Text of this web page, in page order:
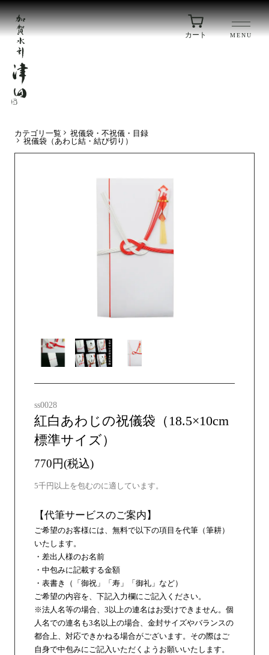
MENU
カート
カテゴリ一覧
祝儀袋・不祝儀・目録
祝儀袋（あわじ結・結び切り）
ss0028
紅白あわじの祝儀袋（18.5×10cm
標準サイズ）
770円(税込)
5千円以上を包むのに適しています。
【代筆サービスのご案内】
ご希望のお客様には、無料で以下の項目を代筆（筆耕）
いたします。
・差出人様のお名前
・中包みに記載する金額
・表書き（「御祝」「寿」「御礼」など）
ご希望の内容を、下記入力欄にご記入ください。
※法人名等の場合、3以上の連名はお受けできません。個
人名での連名も3名以上の場合、金封サイズやバランスの
都合上、対応できかねる場合がございます。その際はご
自身で中包みにご記入いただくようお願いいたします。